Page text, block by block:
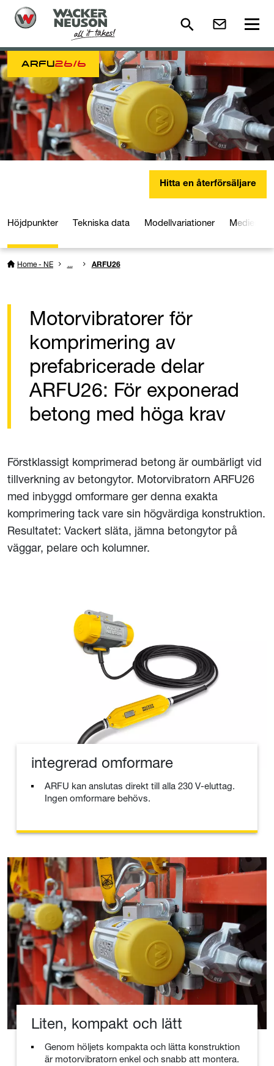
ARFU 26/6
Hitta en återförsäljare
Höjdpunkter Tekniska data Modellvariationer Medier
Home - NE ... ARFU26
Motorvibratorer för
komprimering av
prefabricerade delar
ARFU26: För exponerad
betong med höga krav
Förstklassigt komprimerad betong är oumbärligt vid
tillverkning av betongytor. Motorvibratorn ARFU26
med inbyggd omformare ger denna exakta
komprimering tack vare sin högvärdiga konstruktion.
Resultatet: Vackert släta, jämna betongytor på
väggar, pelare och kolumner.
integrerad omformare
ARFU kan anslutas direkt till alla 230 V-eluttag.
Ingen omformare behövs.
Liten, kompakt och lätt
Genom höljets kompakta och lätta konstruktion
är motorvibratorn enkel och snabb att montera.